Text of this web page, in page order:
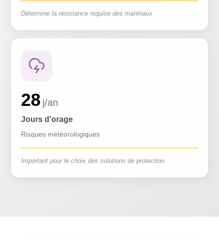
Détermine la résistance requise des matériaux
28 j/an
Jours d'orage
Risques météorologiques
Important pour le choix des solutions de protection